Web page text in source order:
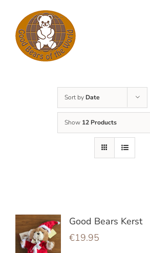
content
Sort by Date
Show 12 Products
Good Bears Kerst
€19.95